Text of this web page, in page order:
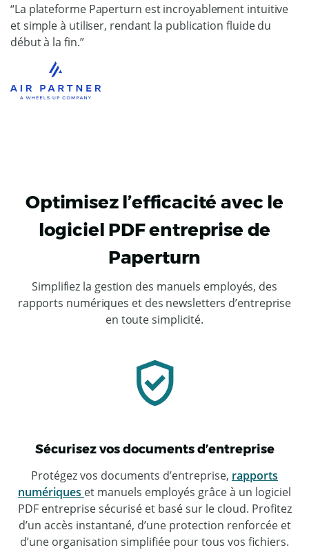
“La plateforme Paperturn est incroyablement intuitive
et simple à utiliser, rendant la publication fluide du
début à la fin.”
Optimisez l’efficacité avec le
logiciel PDF entreprise de
Paperturn
Simplifiez la gestion des manuels employés, des
rapports numériques et des newsletters d’entreprise
en toute simplicité.
Sécurisez vos documents d’entreprise
Protégez vos documents d’entreprise, rapports
numériques et manuels employés grâce à un logiciel
PDF entreprise sécurisé et basé sur le cloud. Profitez
d’un accès instantané, d’une protection renforcée et
d’une organisation simplifiée pour tous vos fichiers.